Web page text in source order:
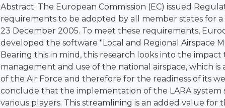
Abstract: The European Commission (EC) issued
requirements to be adopted by all member states for
23 December 2005. To meet these requirements,
developed the software "Local and Regional Airspace
Bearing this in mind, this research looks into the
management and use of the national airspace, which
of the Air Force and therefore for the readiness of its
conclude that the implementation of the LARA
various players. This streamlining is an added value